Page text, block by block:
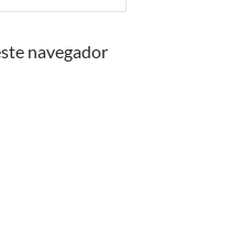
navegador